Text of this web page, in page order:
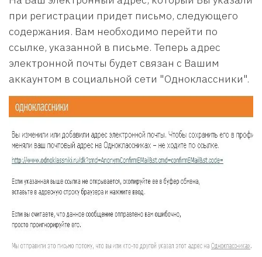
при регистрации придет письмо, следующего
содержания. Вам необходимо перейти по
ссылке, указанной в письме. Теперь адрес
электронной почты будет связан с Вашим
аккаунтом в социальной сети "Одноклассники".